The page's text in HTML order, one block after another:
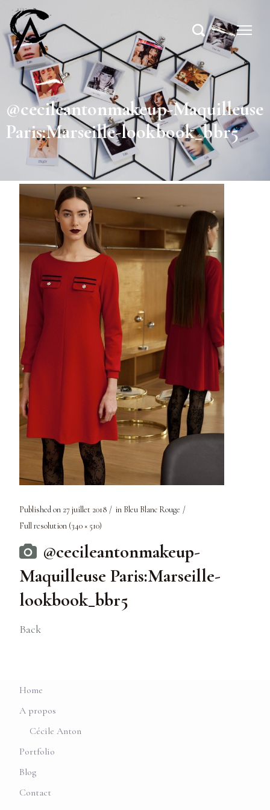
@cecileantonmakeup-Maquilleuse
Paris:Marseille-lookbook_bbr5
Published on 27 juillet 2018 in Bleu Blanc Rouge
Full resolution (340 × 510)
@cecileantonmakeup-
Maquilleuse Paris:Marseille-
lookbook_bbr5
Back
Home
A propos
Cécile Anton
Portfolio
Blog
Contact